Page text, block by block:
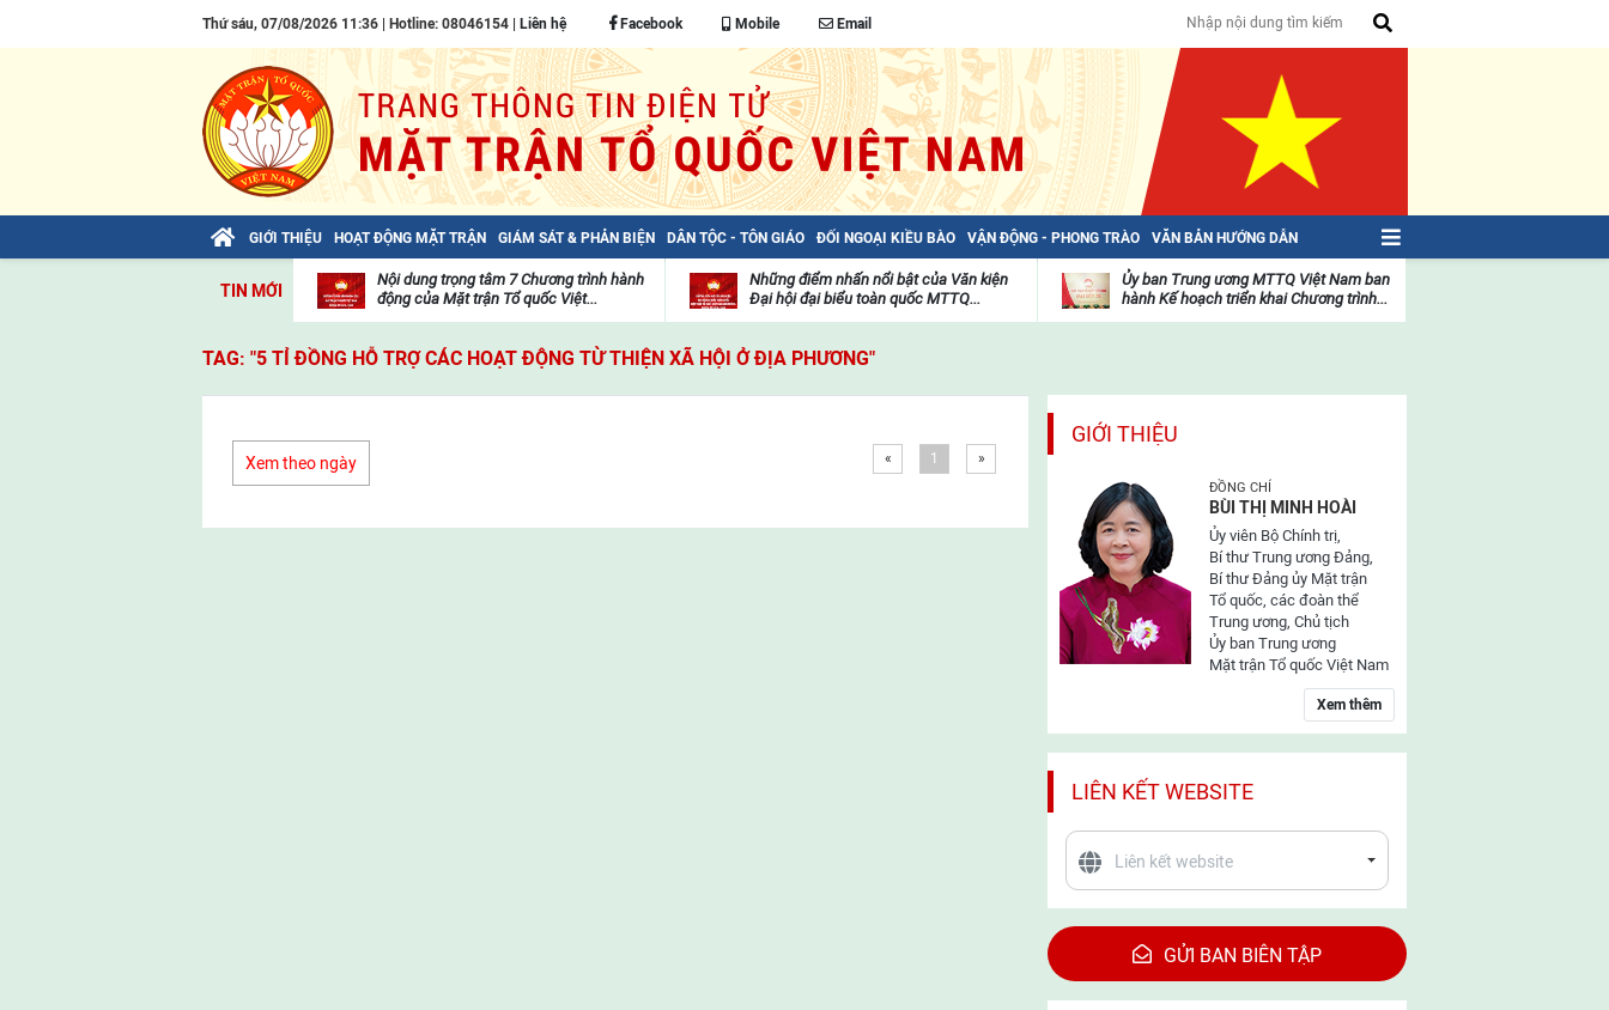
Thứ sáu, 07/08/2026 11:36 | Hotline: 08046154 | Liên hệ Facebook Mobile Email
GIỚI THIỆU HOẠT ĐỘNG MẶT TRẬN GIÁM SÁT & PHẢN BIỆN DÂN TỘC - TÔN GIÁO ĐỐI NGOẠI KIỀU BÀO VẬN ĐỘNG - PHONG TRÀO VĂN BẢN HƯỚNG DẪN
TIN MỚI
Bài viết của Tổng Bí thư Tô Lâm: TIẾN
viện
Nội dung trọng tâm 7 Chương trình hành
động của Mặt trận Tổ quốc Việt...
viện
Những điểm nhấn nổi bật của Văn kiện
Đại hội đại biểu toàn quốc MTTQ...
mặt
trận
Ủy ban Trung ương MTTQ Việt Nam ban
hành Kế hoạch triển khai Chương trình...
TAG: "5 TỈ ĐỒNG HỖ TRỢ CÁC HOẠT ĐỘNG TỪ THIỆN XÃ HỘI Ở ĐỊA PHƯƠNG"
Xem theo ngày « 1 »
GIỚI THIỆU
ĐỒNG CHÍ
BÙI THỊ MINH HOÀI
Ủy viên Bộ Chính trị,
Bí thư Trung ương Đảng,
Bí thư Đảng ủy Mặt trận
Tổ quốc, các đoàn thể
Trung ương, Chủ tịch
Ủy ban Trung ương
Mặt trận Tổ quốc Việt Nam
Xem thêm
LIÊN KẾT WEBSITE
GỬI BAN BIÊN TẬP